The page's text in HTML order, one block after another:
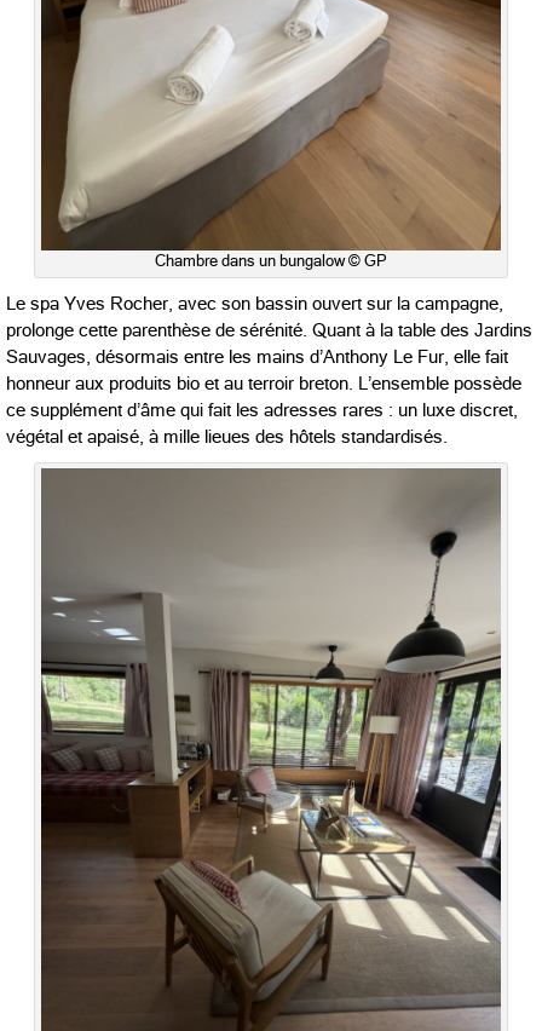
Chambre dans un bungalow © GP
Le spa Yves Rocher, avec son bassin ouvert sur la campagne,
prolonge cette parenthèse de sérénité. Quant à la table des Jardins
Sauvages, désormais entre les mains d’Anthony Le Fur, elle fait
honneur aux produits bio et au terroir breton. L’ensemble possède
ce supplément d’âme qui fait les adresses rares : un luxe discret,
végétal et apaisé, à mille lieues des hôtels standardisés.